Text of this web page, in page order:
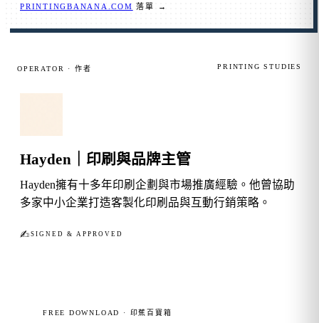
PRINTINGBANANA.COM 落單 →
OPERATOR · 作者 PRINTING STUDIES
Hayden｜印刷與品牌主管
Hayden擁有十多年印刷企劃與市場推廣經驗。他曾協助
多家中小企業打造客製化印刷品與互動行銷策略。
✍︎ SIGNED & APPROVED
FREE DOWNLOAD · 印蕉百寶箱